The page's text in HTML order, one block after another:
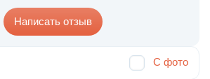
Написать отзыв
С фото